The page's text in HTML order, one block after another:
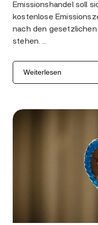
Emissionshandel soll
kostenlose
nach den gesetzlichen
stehen. …
Weiterlesen